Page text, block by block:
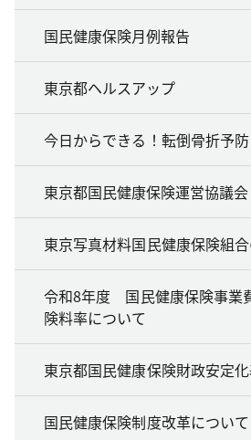
国民健康保険月例報告
東京都ヘルスアップ
今日からできる！転倒骨折予
東京都国民健康保険運営協議会
東京写真材料国民健康保険組
令和8年度 国民健康保険事業
険料率について
東京都国民健康保険財政安定
国民健康保険制度改革について